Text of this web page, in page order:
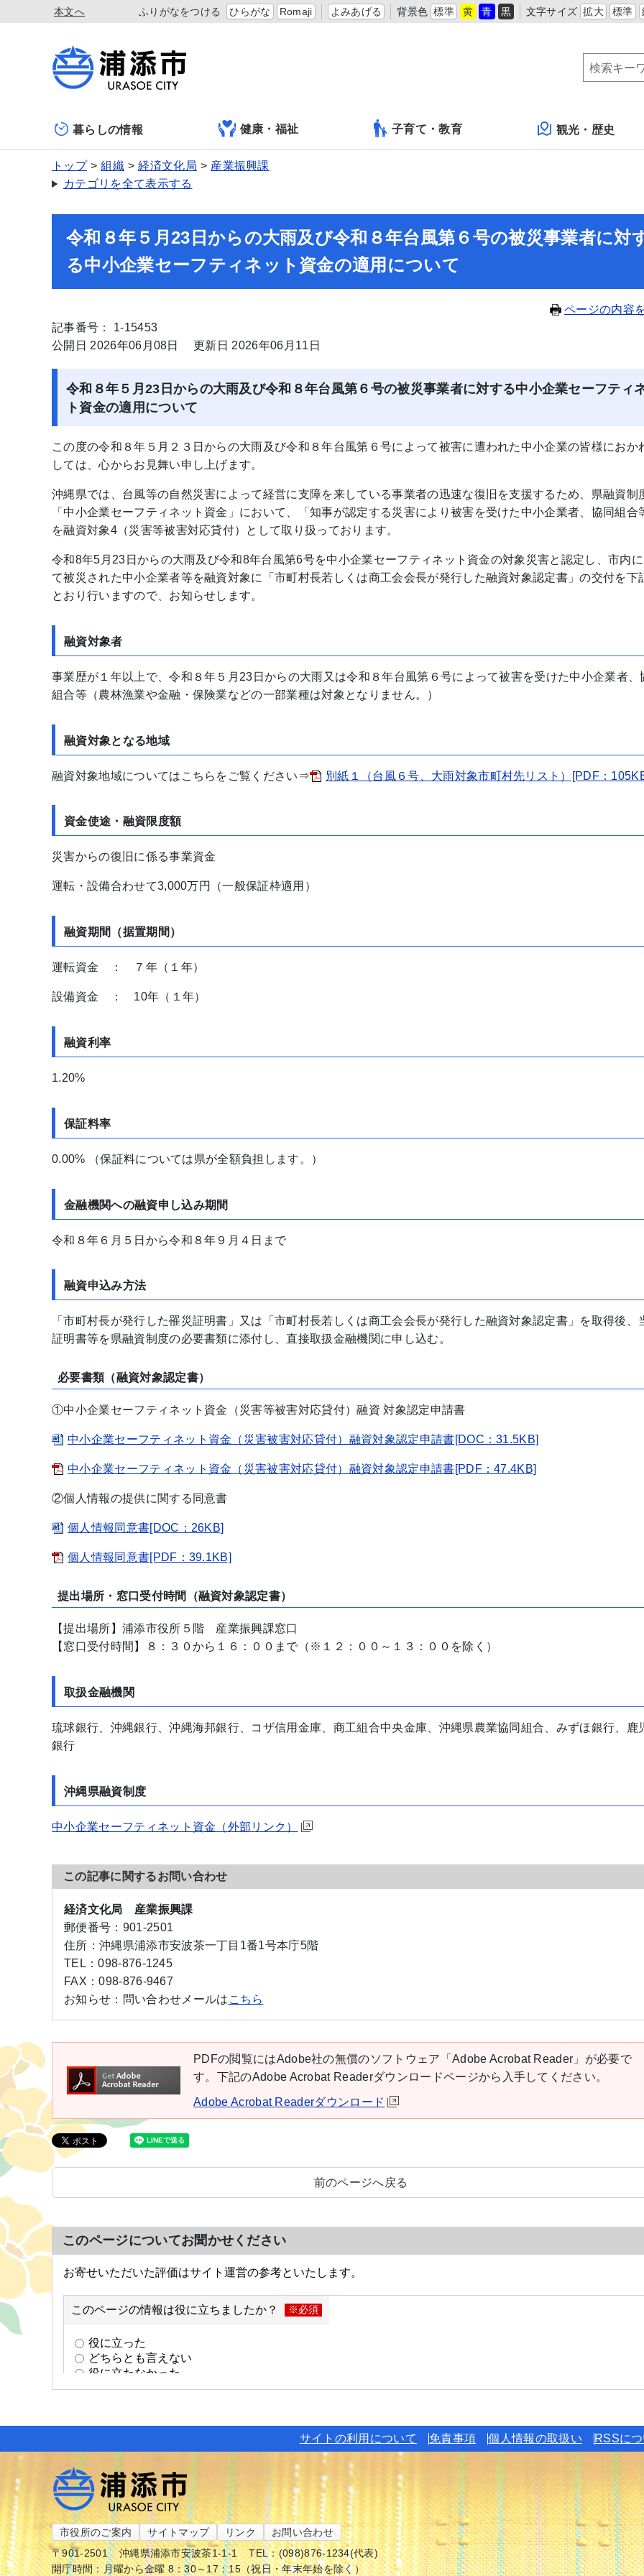
本文へ ふりがなをつける ひらがな Romaji よみあげる 背景色 標準 黄 青 黒 文字サイズ 拡大 標準
暮らしの情報 健康・福祉 子育て・教育 観光・歴史
トップ 組織 経済文化局
産業振興課
カテゴリを全て表示する
令和８年５月23日からの大雨及び令和８年台風第６号の被災事業者に対
る中小企業セーフティネット資金の適用について
ページの内容
記事番号： 1-15453
公開日 2026年06月08日
更新日 2026年06月11日
令和８年５月23日からの大雨及び令和８年台風第６号の被災事業者に対する中小企業セーフティ
ト資金の適用について
この度の令和８年５月２３日からの大雨及び令和８年台風第６号によって被害に遭われた中小企業の皆様におか
しては、心からお見舞い申し上げます。
沖縄県では、台風等の自然災害によって経営に支障を来している事業者の迅速な復旧を支援するため、県融資制
「中小企業セーフティネット資金」において、「知事が認定する災害により被害を受けた中小企業者、協同組合
を融資対象4（災害等被害対応貸付）として取り扱っております。
令和8年5月23日からの大雨及び令和8年台風第6号を中小企業セーフティネット資金の対象災害と認定し、市内
て被災された中小企業者等を融資対象に「市町村長若しくは商工会会長が発行した融資対象認定書」の交付を下
とおり行いますので、お知らせします。
融資対象者
事業歴が１年以上で、令和８年５月23日からの大雨又は令和８年台風第６号によって被害を受けた中小企業者、
組合等（農林漁業や金融・保険業などの一部業種は対象となりません。）
融資対象となる地域
融資対象地域についてはこちらをご覧ください⇒ 別紙１（台風６号、大雨対象市町村先リスト）[PDF：
資金使途・融資限度額
災害からの復旧に係る事業資金
運転・設備合わせて3,000万円（一般保証枠適用）
融資期間（据置期間）
運転資金 ： ７年（１年）
設備資金 ： 10年（１年）
融資利率
1.20%
保証料率
0.00% （保証料については県が全額負担します。）
金融機関への融資申し込み期間
令和８年６月５日から令和８年９月４日まで
融資申込み方法
「市町村長が発行した罹災証明書」又は「市町村長若しくは商工会会長が発行した融資対象認定書」を取得後、
証明書等を県融資制度の必要書類に添付し、直接取扱金融機関に申し込む。
必要書類（融資対象認定書）
①中小企業セーフティネット資金（災害等被害対応貸付）融資 対象認定申請書
中小企業セーフティネット資金（災害被害対応貸付）融資対象認定申請書[DOC：31.5KB]
中小企業セーフティネット資金（災害被害対応貸付）融資対象認定申請書[PDF：47.4KB]
②個人情報の提供に関する同意書
個人情報同意書[DOC：26KB]
個人情報同意書[PDF：39.1KB]
提出場所・窓口受付時間（融資対象認定書）
【提出場所】浦添市役所５階 産業振興課窓口
【窓口受付時間】８：３０から１６：００まで（※１２：００～１３：００を除く）
取扱金融機関
琉球銀行、沖縄銀行、沖縄海邦銀行、コザ信用金庫、商工組合中央金庫、沖縄県農業協同組合、みずほ銀行、鹿
銀行
沖縄県融資制度
中小企業セーフティネット資金（外部リンク）
この記事に関するお問い合わせ
経済文化局 産業振興課
郵便番号： 901-2501
住所： 沖縄県浦添市安波茶一丁目1番1号本庁5階
TEL：098-876-1245
FAX：098-876-9467
お知らせ： 問い合わせメールは こちら
PDFの閲覧にはAdobe社の無償のソフトウェア「Adobe Acrobat Reader」が必要で
す。下記のAdobe Acrobat Readerダウンロードページから入手してください。
Adobe Acrobat Readerダウンロード
前のページへ戻る
このページについてお聞かせください
サイトの利用について 免責事項 個人情報の取扱い RSSに
市役所のご案内 サイトマップ リンク
お問い合わせ
〒901-2501
沖縄県浦添市安波茶1-1-1
TEL：(098)876-1234(代表)
開庁時間：月曜から金曜 8：30～17：15（祝日・年末年始を除く）